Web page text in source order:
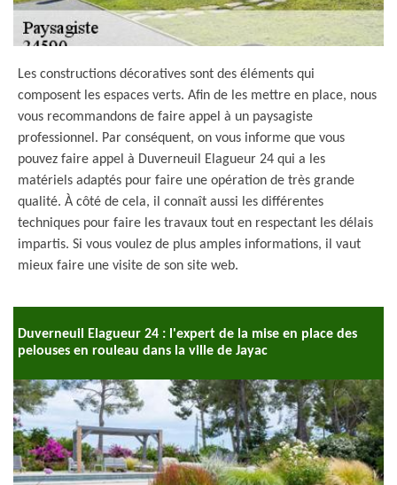
Les constructions décoratives sont des éléments qui
composent les espaces verts. Afin de les mettre en place, nous
vous recommandons de faire appel à un paysagiste
professionnel. Par conséquent, on vous informe que vous
pouvez faire appel à Duverneuil Elagueur 24 qui a les
matériels adaptés pour faire une opération de très grande
qualité. À côté de cela, il connaît aussi les différentes
techniques pour faire les travaux tout en respectant les délais
impartis. Si vous voulez de plus amples informations, il vaut
mieux faire une visite de son site web.
Duverneuil Elagueur 24 : l'expert de la mise en place des
pelouses en rouleau dans la ville de Jayac